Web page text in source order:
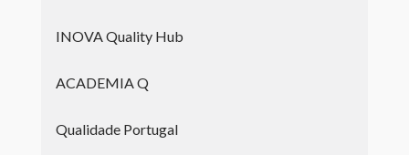
INOVA Quality Hub
ACADEMIA Q
Qualidade Portugal